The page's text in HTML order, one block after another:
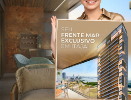
Condomínio